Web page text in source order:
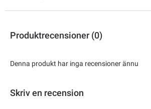
Produktrecensioner (0)
Denna produkt har inga recensioner ännu
Skriv en recension